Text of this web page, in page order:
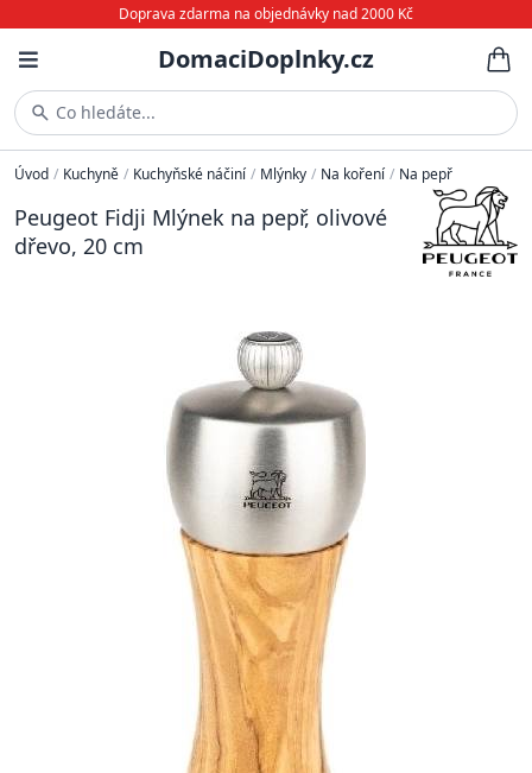
Doprava zdarma na objednávky nad 2000 Kč
DomaciDoplnky.cz
Co hledáte...
Úvod / Kuchyně / Kuchyňské náčiní / Mlýnky / Na koření / Na pepř
Peugeot Fidji Mlýnek na pepř, olivové
dřevo, 20 cm